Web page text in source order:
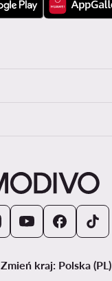
Zmień kraj: Polska (PL)